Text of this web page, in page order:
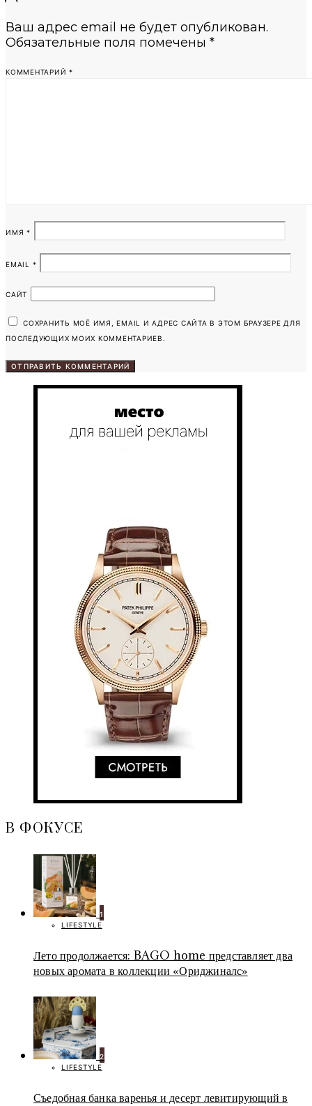
Ваш адрес email не будет опубликован.
Обязательные поля помечены *
КОММЕНТАРИЙ *
ИМЯ *
EMAIL *
САЙТ
СОХРАНИТЬ МОЁ ИМЯ, EMAIL И АДРЕС САЙТА В ЭТОМ БРАУЗЕРЕ ДЛЯ
ПОСЛЕДУЮЩИХ МОИХ КОММЕНТАРИЕВ.
В ФОКУСЕ
1
LIFESTYLE
Лето продолжается: BAGO home представляет два
новых аромата в коллекции «Ориджиналс»
2
LIFESTYLE
Съедобная банка варенья и десерт левитирующий в